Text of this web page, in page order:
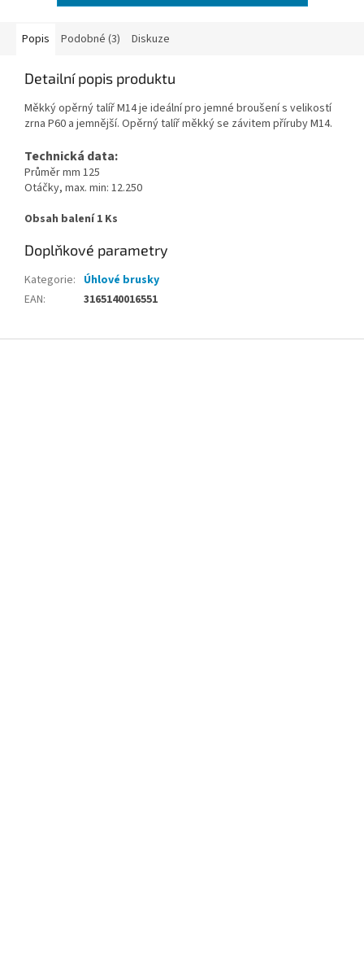
Popis Podobné (3) Diskuze
Detailní popis produktu
Měkký opěrný talíř M14 je ideální pro jemné broušení s velikostí
zrna P60 a jemnější. Opěrný talíř měkký se závitem příruby M14.
Technická data:
Průměr mm 125
Otáčky, max. min: 12.250
Obsah balení 1 Ks
Doplňkové parametry
Kategorie: Úhlové brusky
EAN: 3165140016551